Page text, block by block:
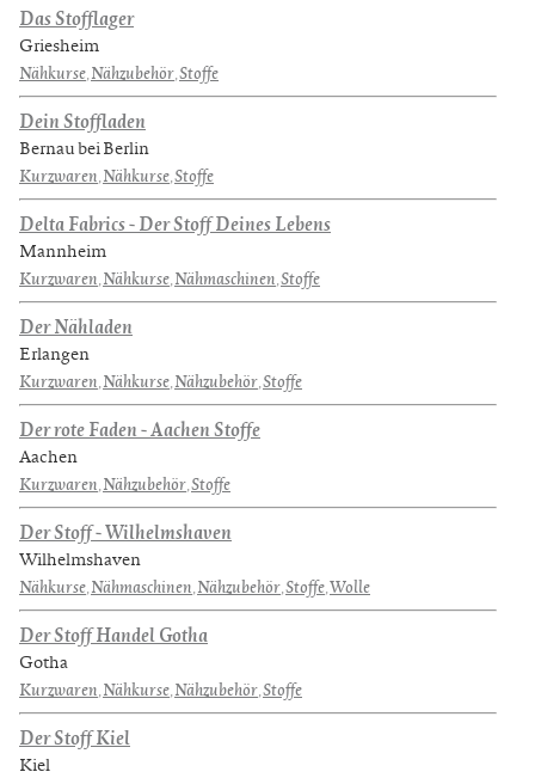
Das Stofflager
Griesheim
Nähkurse,Nähzubehör,Stoffe
Dein Stoffladen
Bernau bei Berlin
Kurzwaren,Nähkurse,Stoffe
Delta Fabrics - Der Stoff Deines Lebens
Mannheim
Kurzwaren,Nähkurse,Nähmaschinen,Stoffe
Der Nähladen
Erlangen
Kurzwaren,Nähkurse,Nähzubehör,Stoffe
Der rote Faden - Aachen Stoffe
Aachen
Kurzwaren,Nähzubehör,Stoffe
Der Stoff - Wilhelmshaven
Wilhelmshaven
Nähkurse,Nähmaschinen,Nähzubehör,Stoffe,Wolle
Der Stoff Handel Gotha
Gotha
Kurzwaren,Nähkurse,Nähzubehör,Stoffe
Der Stoff Kiel
Kiel